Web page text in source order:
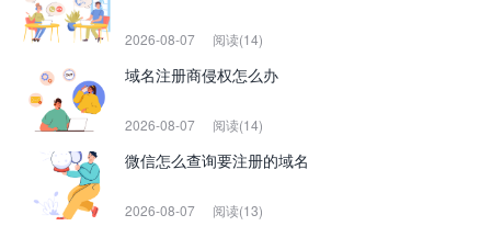
2026-08-07 阅读(14)
域名注册商侵权怎么办
2026-08-07 阅读(14)
微信怎么查询要注册的域名
2026-08-07 阅读(13)